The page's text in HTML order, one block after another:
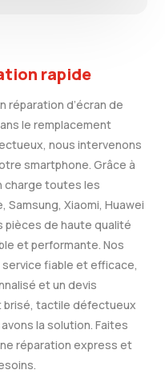
rapide
réparation d’écran de
le remplacement
nous intervenons
smartphone. Grâce à
charge toutes les
Samsung, Xiaomi, Huawei
pièces de haute qualité
et performante. Nos
fiable et efficace,
et un devis
brisé, tactile défectueux
la solution. Faites
réparation express et